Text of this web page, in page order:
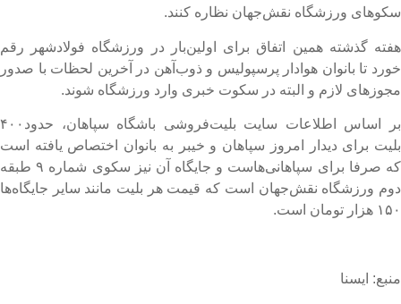
ورزشگاه نقش‌جهان نظاره کنند.
گذشته همین اتفاق برای اولین‌بار در ورزشگاه فولادشهر رقم
تا بانوان هوادار پرسپولیس و ذوب‌آهن در آخرین لحظات با صدور
لازم و البته در سکوت خبری وارد ورزشگاه شوند.
بر اساس اطلاعات سایت بلیت‌فروشی باشگاه سپاهان، حدود۴۰۰
برای دیدار امروز سپاهان و خیبر به بانوان اختصاص یافته است
که صرفا برای سپاهانی‌هاست و جایگاه آن نیز سکوی شماره ۹ طبقه
ورزشگاه نقش‌جهان است که قیمت هر بلیت مانند سایر جایگاه‌ها
هزار تومان است.
ایسنا